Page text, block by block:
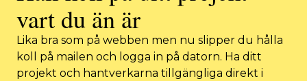
vart du än är
Lika bra som på webben men nu slipper du hålla
koll på mailen och logga in på datorn. Ha ditt
projekt och hantverkarna tillgängliga direkt i